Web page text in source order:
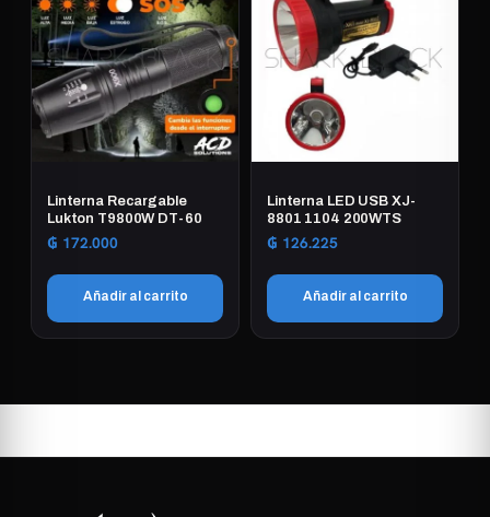
Linterna Recargable
Lukton T9800W DT-60
₲ 172.000
Añadir al carrito
Linterna LED USB XJ-
8801 1104 200WTS
₲ 126.225
Añadir al carrito